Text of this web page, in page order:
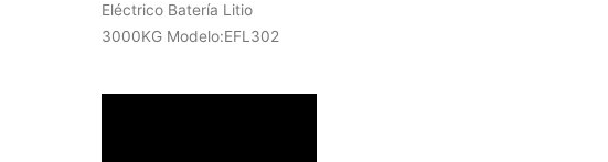
Eléctrico Batería Litio
3000KG Modelo:EFL302